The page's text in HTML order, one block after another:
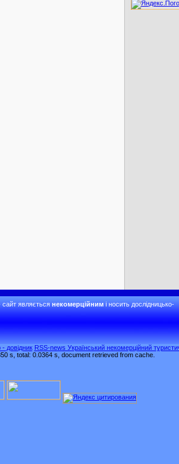
являєтьсянекомерційнимі носить дослідницько-
довідник RSS-news Український некомерційний
s, total: 0.0364 s, document retrieved from cache.